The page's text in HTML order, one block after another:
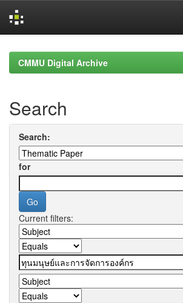
navigationCMMU Digital Archive
Search
Search:
for
Current filters: